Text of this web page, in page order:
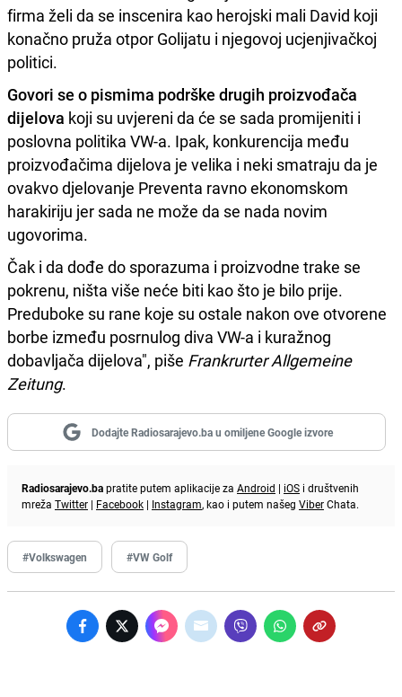
firma želi da se inscenira kao herojski mali David koji
konačno pruža otpor Golijatu i njegovoj ucjenjivačkoj
politici.
Govori se o pismima podrške drugih proizvođača
dijelova koji su uvjereni da će se sada promijeniti i
poslovna politika VW-a. Ipak, konkurencija među
proizvođačima dijelova je velika i neki smatraju da je
ovakvo djelovanje Preventa ravno ekonomskom
harakiriju jer sada ne može da se nada novim
ugovorima.
Čak i da dođe do sporazuma i proizvodne trake se
pokrenu, ništa više neće biti kao što je bilo prije.
Preduboke su rane koje su ostale nakon ove otvorene
borbe između posrnulog diva VW-a i kuražnog
dobavljača dijelova", piše Frankrurter Allgemeine
Zeitung.
Dodajte Radiosarajevo.ba u omiljene Google izvore
Radiosarajevo.bapratite putem aplikacije za Android | iOS i društvenih
mreža Twitter | Facebook | Instagram, kao i putem našeg ViberChata.
#Volkswagen #VW Golf